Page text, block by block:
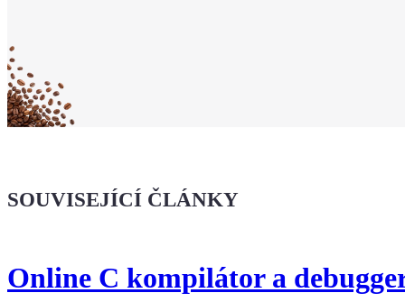
že jsi Maker!
Koupit tričko
SOUVISEJÍCÍ ČLÁNKY
Online C kompilátor a